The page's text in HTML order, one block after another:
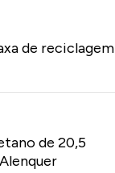
de reciclagem
de 20,5